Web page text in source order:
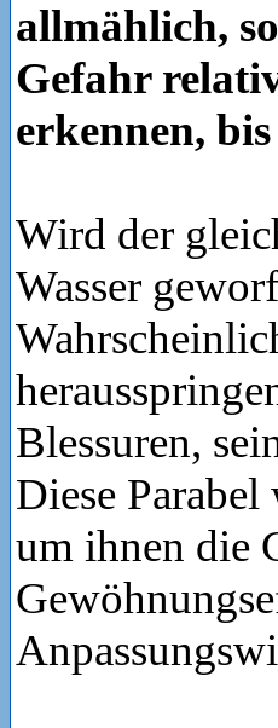
allmählich,
Gefahr
erkennen,
Wird der
Wasser
Blessuren,
Diese
um ihnen die